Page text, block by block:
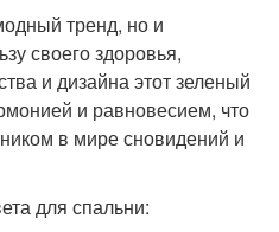
тренд, но и
своего здоровья,
и дизайна этот зеленый
и равновесием, что
в мире сновидений и
для спальни: